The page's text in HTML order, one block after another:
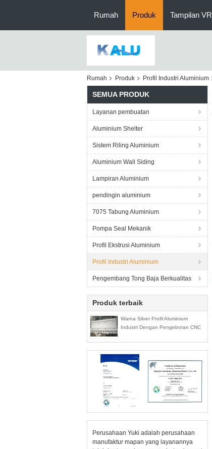
Rumah Produk Tampilan VR
Rumah Produk Profil Industri Aluminium
SEMUA PRODUK
Layanan pembuatan
Aluminium Shelter
Sistem Riling Aluminium
Aluminium Wall Siding
Lampiran Aluminium
pendingin aluminium
7075 Tabung Aluminium
Pompa Seal Mekanik
Profil Ekstrusi Aluminium
Profil Industri Aluminium
Pengembang Tong Baja Berkualitas
Produk terbaik
Warna Silver Profil Aluminium
Industri Dengan Pengeboran CNC
Perusahaan Yuki adalah perusahaan
manufaktur mapan yang layanannya